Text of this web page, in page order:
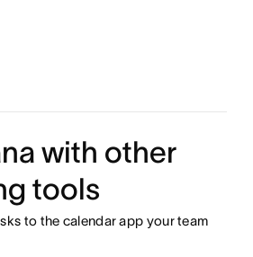
with other
tools
to the calendar app your team